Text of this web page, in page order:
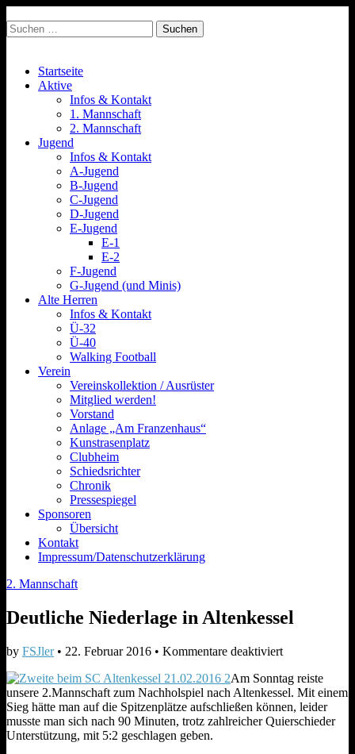
Suchen
nach:
Main
menu
Skip
Startseite
Aktive
Infos & Kontakt
1. Mannschaft
2. Mannschaft
Jugend
Infos & Kontakt
A-Jugend
B-Jugend
C-Jugend
D-Jugend
E-Jugend
E-1
E-2
F-Jugend
G-Jugend (und Minis)
Alte Herren
Infos & Kontakt
Ü-32
Ü-40
Walking Football
Verein
Vereinskollektion / Ausrüster
Mitglied werden!
Vorstand
Anlage „Am Franzenhaus“
Kunstrasenplatz
Clubheim
Schiedsrichter
Chronik
Pressespiegel
Sponsoren
Übersicht
Kontakt
Impressum/Datenschutzerklärung
2. Mannschaft
Deutliche Niederlage in Altenkessel
by FSJler• 22. Februar 2016 • Kommentare deaktiviertfür
Niederlage
in
Altenkessel
Am Sonntag reiste
unsere 2.Mannschaft zum Nachholspiel nach Altenkessel. Mit einem
Sieg hätte man auf die Spitzenplätze aufschließen können, leider
musste man sich nach 90 Minuten, trotz zahlreicher Quierschieder
Unterstützung, mit 5:2 geschlagen geben.